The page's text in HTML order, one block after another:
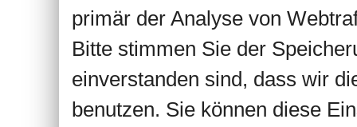
primär der Analyse von
Bitte stimmen Sie der
einverstanden sind, dass wir
benutzen. Sie können diese